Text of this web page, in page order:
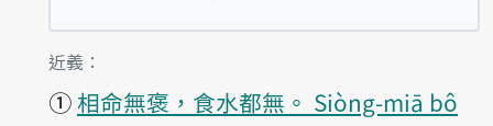
第1項釋義的
近義：
①相命無褒，食水都無。 Siòng-miā bô